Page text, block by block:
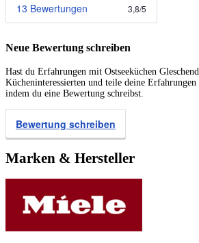
13 Bewertungen
3,8/5
Neue Bewertung schreiben
Hast du Erfahrungen mit Ostseeküchen
Kücheninteressierten und teile deine
indem du eine Bewertung schreibst.
Bewertung schreiben
Marken & Hersteller